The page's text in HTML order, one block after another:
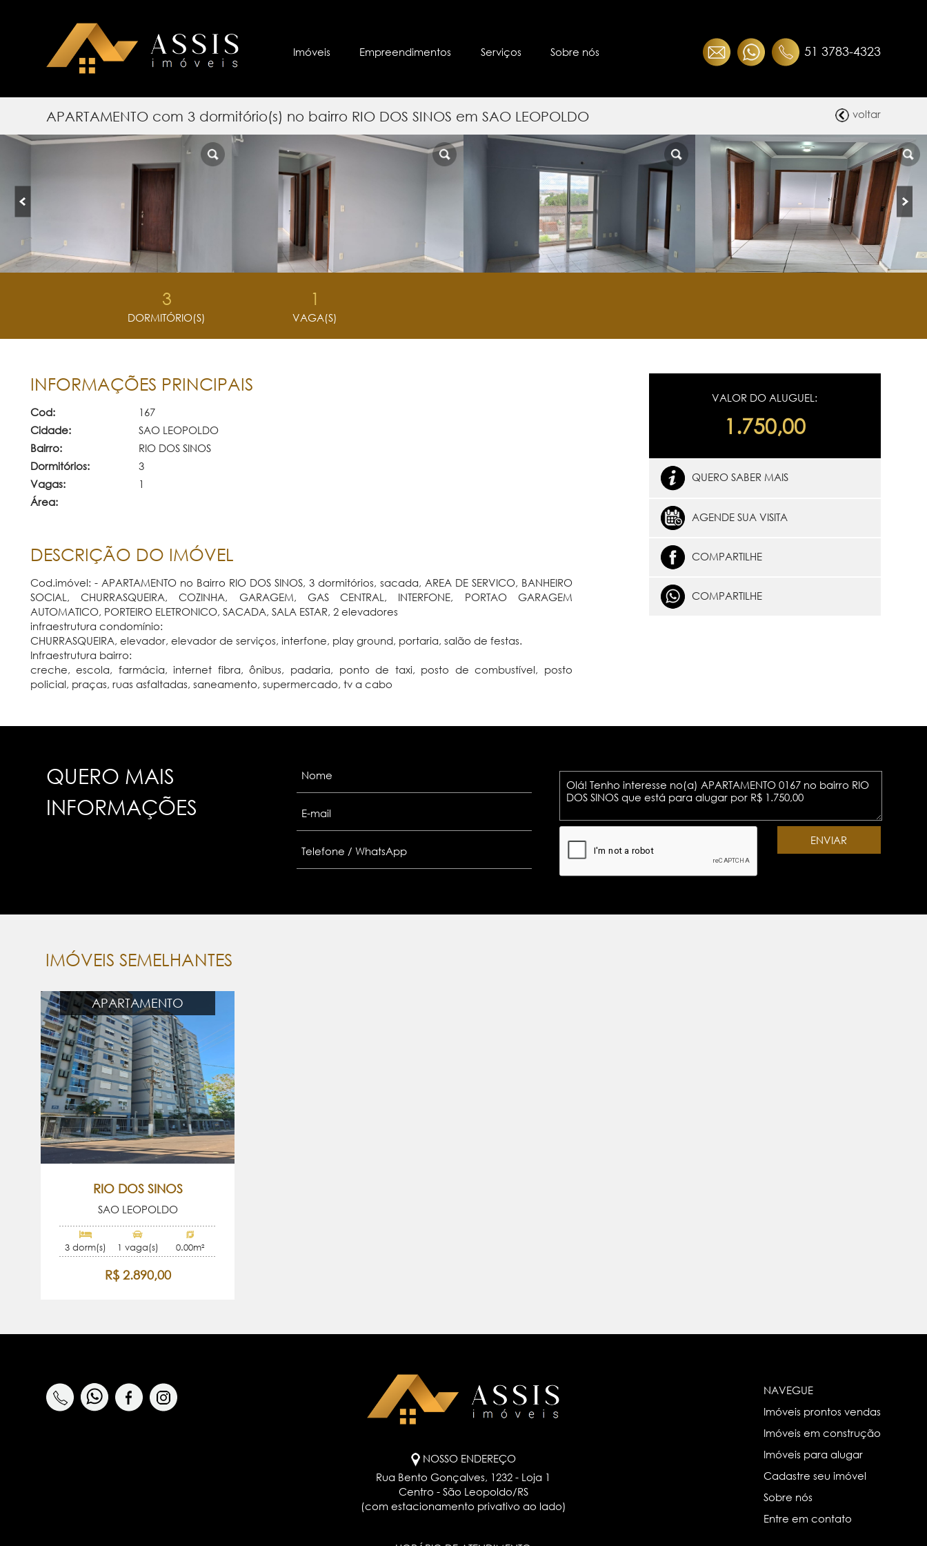
51 3783-4323
Imóveis Empreendimentos Serviços Sobre nós
APARTAMENTO com 3 dormitório(s) no bairro RIO DOS SINOS em SAO LEOPOLDO voltar
3
DORMITÓRIO(S)
1
VAGA(S)
INFORMAÇÕES PRINCIPAIS
Cod:
167
Cidade:
SAO LEOPOLDO
Bairro:
RIO DOS SINOS
Dormitórios:
3
Vagas:
1
Área:
DESCRIÇÃO DO IMÓVEL
Cod.imóvel: - APARTAMENTO no Bairro RIO DOS SINOS, 3 dormitórios, sacada, AREA DE SERVICO, BANHEIRO
SOCIAL, CHURRASQUEIRA, COZINHA, GARAGEM, GAS CENTRAL, INTERFONE, PORTAO GARAGEM
AUTOMATICO, PORTEIRO ELETRONICO, SACADA, SALA ESTAR, 2 elevadores
infraestrutura condomínio:
CHURRASQUEIRA, elevador, elevador de serviços, interfone, play ground, portaria, salão de festas.
Infraestrutura bairro:
creche, escola, farmácia, internet fibra, ônibus, padaria, ponto de taxi, posto de combustível, posto
policial, praças, ruas asfaltadas, saneamento, supermercado, tv a cabo
VALOR DO ALUGUEL:
1.750,00
QUERO SABER MAIS
AGENDE SUA VISITA
COMPARTILHE
COMPARTILHE
QUERO MAIS
INFORMAÇÕES
IMÓVEIS SEMELHANTES
APARTAMENTO
RIO DOS SINOS
SAO LEOPOLDO
3 dorm(s) 1 vaga(s) 0.00m²
R$ 2.890,00
NOSSO ENDEREÇO
Rua Bento Gonçalves, 1232 - Loja 1
Centro - São Leopoldo/RS
(com estacionamento privativo ao lado)
NAVEGUE
Imóveis prontos vendas
Imóveis em construção
Imóveis para alugar
Cadastre seu imóvel
Sobre nós
Entre em contato